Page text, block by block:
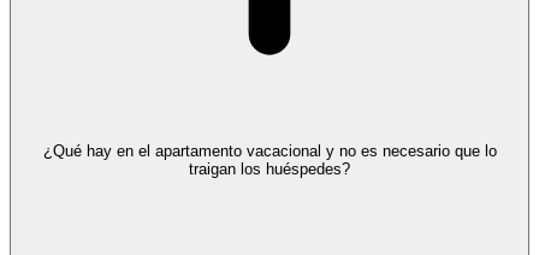
¿Qué hay en el apartamento vacacional y no es necesario que lo
traigan los huéspedes?